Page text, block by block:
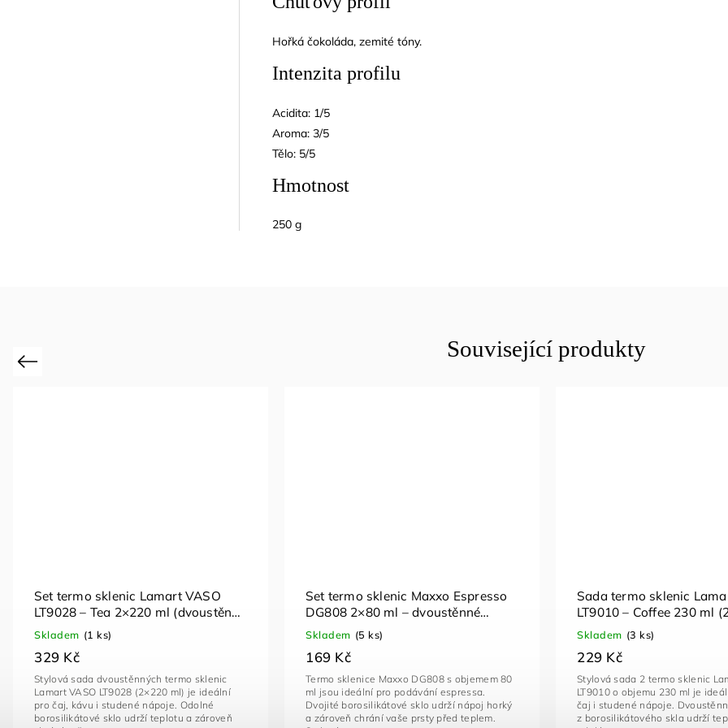
Hořká čokoláda, zemité tóny.
Intenzita profilu
Acidita: 1/5
Aroma: 3/5
Tělo: 5/5
Hmotnost
250 g
Související produkty
Previous
Set termo sklenic Lamart VASO
LT9028 – Tea 2×220 ml (dvoustěnné
sklenice)
Skladem (1 ks)
329 Kč
Stylová sada dvoustěnných termo sklenic
Lamart VASO LT9028 (2×220 ml) je ideální
pro čaj, kávu i studené nápoje. Odolné
borosilikátové sklo udrží teplotu a zároveň
Set termo sklenic Maxxo Espresso
DG808 2×80 ml – dvoustěnné
sklenice na espresso
Skladem (5 ks)
169 Kč
Termo sklenice Maxxo DG808 s objemem 80
ml jsou ideální pro podávání espressa.
Dvojité borosilikátové sklo udrží nápoj horký
a zároveň chrání vaše prsty před teplem.
Sada termo sklenic
LT9010 – Coffee 230 ml
Skladem (3 ks)
229 Kč
Stylová sada 2 termo sklenic
LT9010 o objemu 230 ml je
čaj i studené nápoje.
z borosilikátového skla udrží